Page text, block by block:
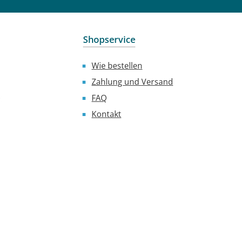
Shopservice
Wie bestellen
Zahlung und Versand
FAQ
Kontakt